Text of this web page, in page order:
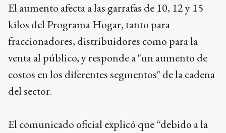
El aumento afecta a las garrafas de 10, 12 y 15
kilos del Programa Hogar, tanto para
fraccionadores, distribuidores como para la
venta al público, y responde a "un aumento de
costos en los diferentes segmentos" de la cadena
del sector.
El comunicado oficial explicó que “debido a la